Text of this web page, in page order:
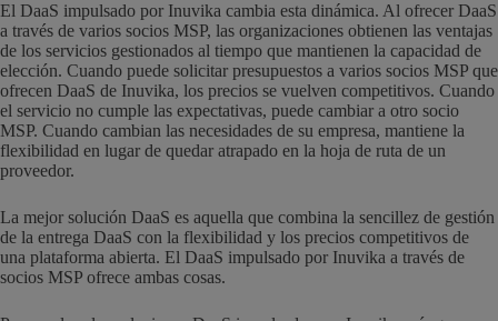
El DaaS impulsado por Inuvika cambia esta dinámica. Al ofrecer DaaS
a través de varios socios MSP, las organizaciones obtienen las ventajas
de los servicios gestionados al tiempo que mantienen la capacidad de
elección. Cuando puede solicitar presupuestos a varios socios MSP que
ofrecen DaaS de Inuvika, los precios se vuelven competitivos. Cuando
el servicio no cumple las expectativas, puede cambiar a otro socio
MSP. Cuando cambian las necesidades de su empresa, mantiene la
flexibilidad en lugar de quedar atrapado en la hoja de ruta de un
proveedor.
La mejor solución DaaS es aquella que combina la sencillez de gestión
de la entrega DaaS con la flexibilidad y los precios competitivos de
una plataforma abierta. El DaaS impulsado por Inuvika a través de
socios MSP ofrece ambas cosas.